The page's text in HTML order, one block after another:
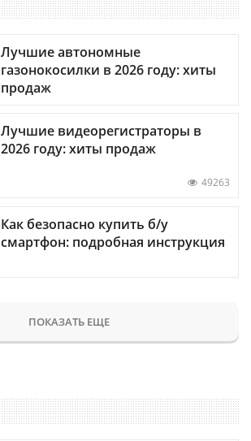
Лучшие автономные
газонокосилки в 2026 году: хиты
продаж
Лучшие видеорегистраторы в
2026 году: хиты продаж
49263
Как безопасно купить б/у
смартфон: подробная инструкция
ПОКАЗАТЬ ЕЩЕ